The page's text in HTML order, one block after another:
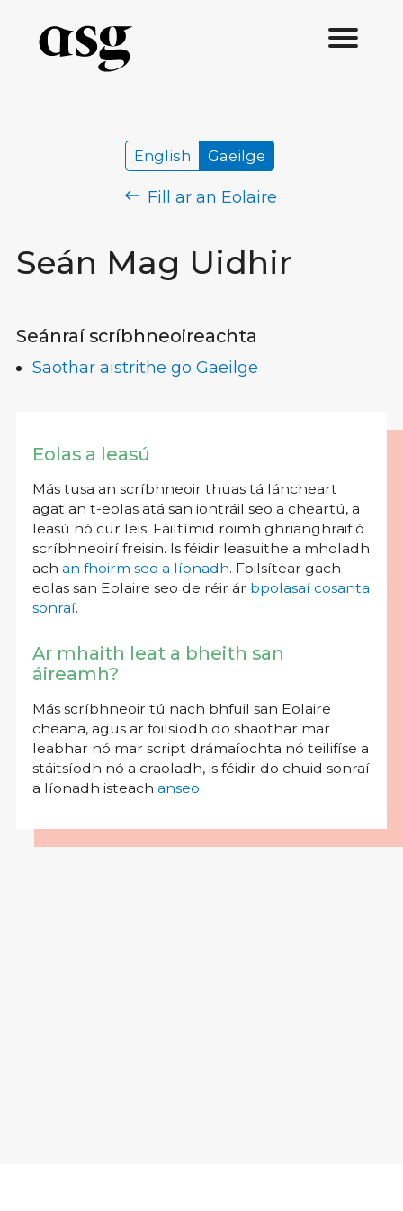
Seán Mag Uidhir
English Gaeilge
Fill ar an Eolaire
Seánraí scríbhneoireachta
Saothar aistrithe go Gaeilge
Eolas a leasú
Más tusa an scríbhneoir thuas tá láncheart
agat an t-eolas atá san iontráil seo a cheartú, a
leasú nó cur leis. Fáiltímid roimh ghrianghraif ó
scríbhneoirí freisin. Is féidir leasuithe a mholadh
ach an fhoirm seo a líonadh. Foilsítear gach
eolas san Eolaire seo de réir ár bpolasaí cosanta
sonraí.
Ar mhaith leat a bheith san
áireamh?
Más scríbhneoir tú nach bhfuil san Eolaire
cheana, agus ar foilsíodh do shaothar mar
leabhar nó mar script drámaíochta nó teilifíse a
stáitsíodh nó a craoladh, is féidir do chuid sonraí
a líonadh isteach anseo.